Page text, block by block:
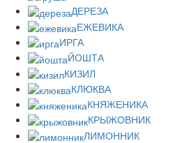
ДЕРЕЗА
ЕЖЕВИКА
ИРГА
ЙОШТА
КИЗИЛ
КЛЮКВА
КНЯЖЕНИКА
КРЫЖОВНИК
ЛИМОННИК